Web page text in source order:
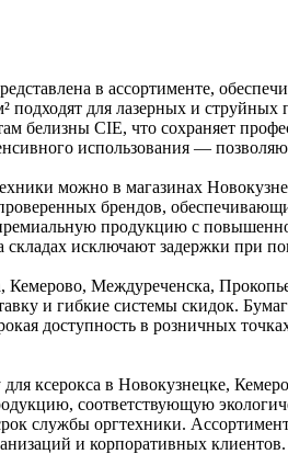
в ассортименте,
для лазерных и струйных
белизны CIE, что сохраняет
использования —
можно в магазинах
брендов,
продукцию с
складах исключают задержки при
Кемерово, Междуреченска,
и гибкие системы скидок.
доступность в розничных
ксерокса в Новокузнецке,
соответствующую
службы оргтехники.
и корпоративных клиентов.